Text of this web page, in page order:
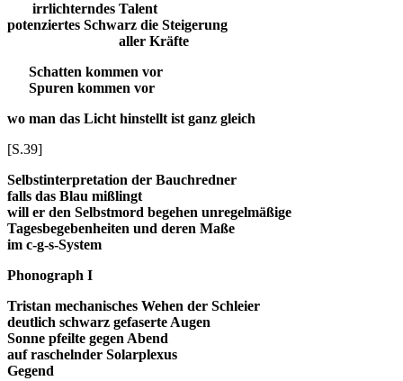
irrlichterndes Talent
potenziertes Schwarz die Steigerung
aller Kräfte
Schatten kommen vor
Spuren kommen vor
wo man das Licht hinstellt ist ganz gleich
[S.39]
Selbstinterpretation der Bauchredner
falls das Blau mißlingt
will er den Selbstmord begehen unregelmäßige
Tagesbegebenheiten und deren Maße
im c-g-s-System
Phonograph I
Tristan mechanisches Wehen der Schleier
deutlich schwarz gefaserte Augen
Sonne pfeilte gegen Abend
auf raschelnder Solarplexus
Gegend